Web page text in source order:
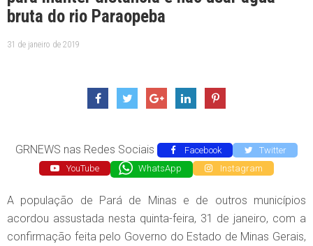
bruta do rio Paraopeba
31 de janeiro de 2019
GRNEWS nas Redes Sociais Facebook
Twitter
YouTube
WhatsApp Instagram
A população de Pará de Minas e de outros municípios
acordou assustada nesta quinta-feira, 31 de janeiro, com a
confirmação feita pelo Governo do Estado de Minas Gerais,